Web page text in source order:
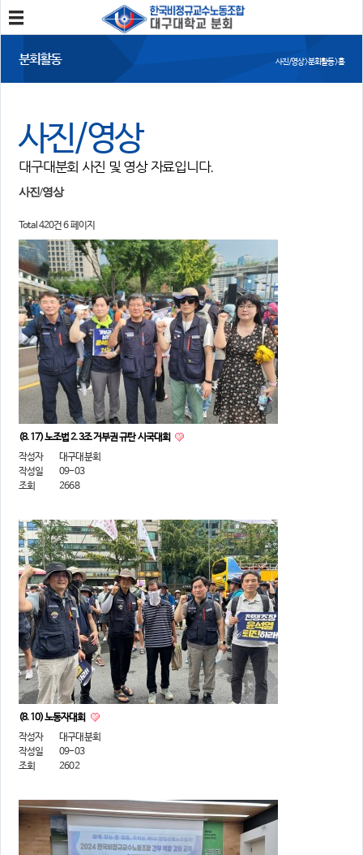
분회소개
분회활동
공지사항
사진/영상
회의록
정보와 소식
민주노총 및 본조소식 법률/노무자료
참여
자유게시판 가입/탈퇴
분회활동 사진/영상 > 분회활동 > 홈
사진/영상
대구대분회 사진 및 영상 자료입니다.
사진/영상
Total 420건6 페이지
(8.17) 노조법 2.3조 거부권 규탄 시국대회
작성자
대구대분회
작성일
09-03
조회
2668
(8.10) 노동자대회
작성자
대구대분회
작성일
09-03
조회
2602